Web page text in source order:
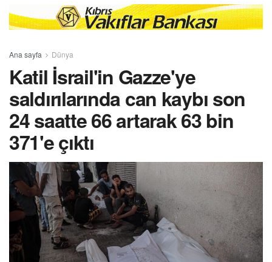
Ana sayfa Dünya
Katil İsrail'in Gazze'ye
saldırılarında can kaybı son
24 saatte 66 artarak 63 bin
371'e çıktı